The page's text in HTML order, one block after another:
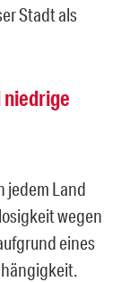
Stadt als
niedrige
jedem Land
wegen
eines